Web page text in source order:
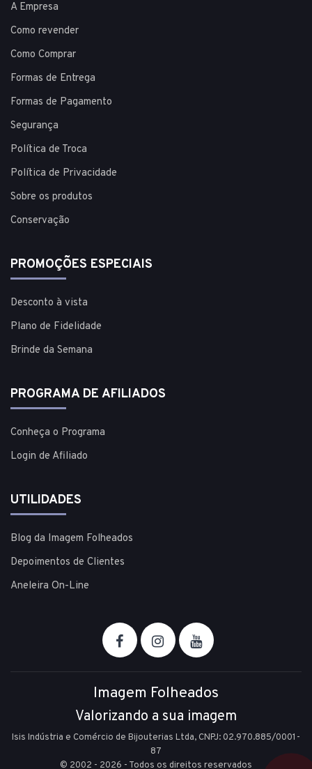
A Empresa
Como revender
Como Comprar
Formas de Entrega
Formas de Pagamento
Segurança
Política de Troca
Política de Privacidade
Sobre os produtos
Conservação
PROMOÇÕES ESPECIAIS
Desconto à vista
Plano de Fidelidade
Brinde da Semana
PROGRAMA DE AFILIADOS
Conheça o Programa
Login de Afiliado
UTILIDADES
Blog da Imagem Folheados
Depoimentos de Clientes
Aneleira On-Line
Imagem Folheados
Valorizando a sua imagem
Isis Indústria e Comércio de Bijouterias Ltda, CNPJ: 02.970.885/0001-
87
© 2002 - 2026 - Todos os direitos reservados